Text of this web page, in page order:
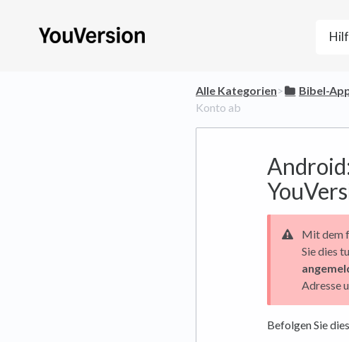
Alle Kategorien​>​ ​Bibel-
Konto ab
Mit dem
Sie dies
Adresse
Befolgen Sie